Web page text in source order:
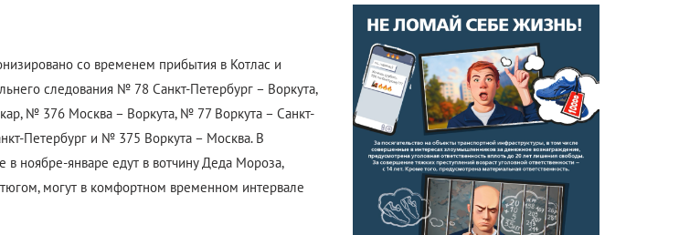
со временем прибытия в Котлас и
следования № 78 Санкт-Петербург – Воркута,
№ 376 Москва – Воркута, № 77 Воркута – Санкт-
Петербург и № 375 Воркута – Москва. В
в ноябре-январе едут в вотчину Деда Мороза,
могут в комфортном временном интервале